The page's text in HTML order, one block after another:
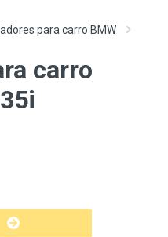
para carro BMW
carro